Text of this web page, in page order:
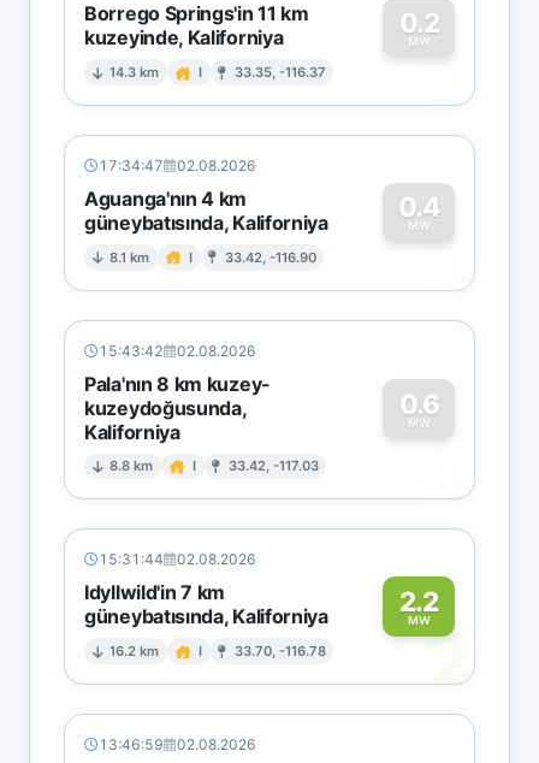
Borrego Springs'in 11 km
kuzeyinde, Kaliforniya
14.3 km I 33.35, -116.37
0.2
MW
0
17:34:47 02.08.2026
Aguanga'nın 4 km
güneybatısında, Kaliforniya
8.1 km I 33.42, -116.90
0.4
MW
0
15:43:42 02.08.2026
Pala'nın 8 km kuzey-
kuzeydoğusunda,
Kaliforniya
8.8 km I 33.42, -117.03
0.6
MW
0
15:31:44 02.08.2026
Idyllwild'in 7 km
güneybatısında, Kaliforniya
16.2 km I 33.70, -116.78
2.2
MW2
13:46:59 02.08.2026